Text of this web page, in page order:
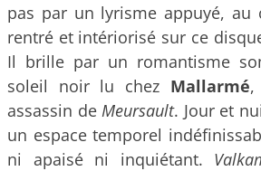
pas par un lyrisme appuyé, au
rentré et intériorisé sur ce
Il brille par un romantisme
soleil noir lu chez Mallarmé,
assassin de Meursault. Jour et
un espace temporel
ni apaisé ni inquiétant.